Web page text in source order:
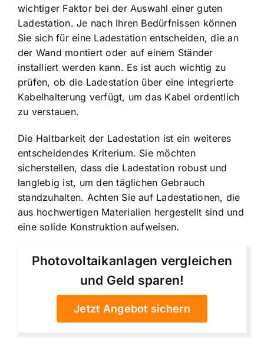
wichtiger Faktor bei der Auswahl einer guten
Ladestation. Je nach Ihren Bedürfnissen können
Sie sich für eine Ladestation entscheiden, die an
der Wand montiert oder auf einem Ständer
installiert werden kann. Es ist auch wichtig zu
prüfen, ob die Ladestation über eine integrierte
Kabelhalterung verfügt, um das Kabel ordentlich
zu verstauen.
Die Haltbarkeit der Ladestation ist ein weiteres
entscheidendes Kriterium. Sie möchten
sicherstellen, dass die Ladestation robust und
langlebig ist, um den täglichen Gebrauch
standzuhalten. Achten Sie auf Ladestationen, die
aus hochwertigen Materialien hergestellt sind und
eine solide Konstruktion aufweisen.
Photovoltaikanlagen vergleichen
und Geld sparen!
Jetzt Angebot sichern